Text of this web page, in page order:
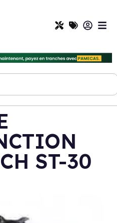
ST-30